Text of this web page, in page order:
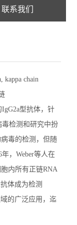
联系我们
kappa chain
型抗体，针
毒检测和研究中扮
毒的检测，但随
，Weber等人在
内所有正链RNA
体成为检测
的广泛应用，迄